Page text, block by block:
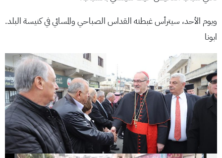
ويوم الأحد، سيترأس غبطته القداس الصباحي والمسائي في كنيسة البلد.
ابونا